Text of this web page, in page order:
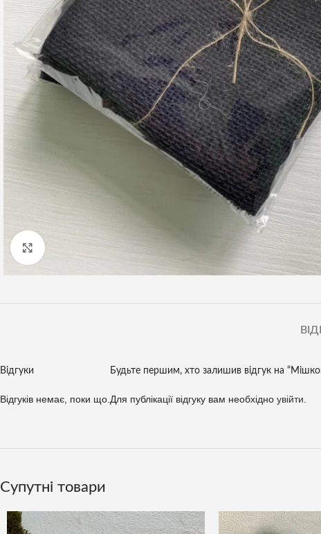
Відгуки
Відгуків немає, поки що.
Будьте першим, хто залишив відгук на
Для публікації відгуку вам необхідно увійти
Супутні товари